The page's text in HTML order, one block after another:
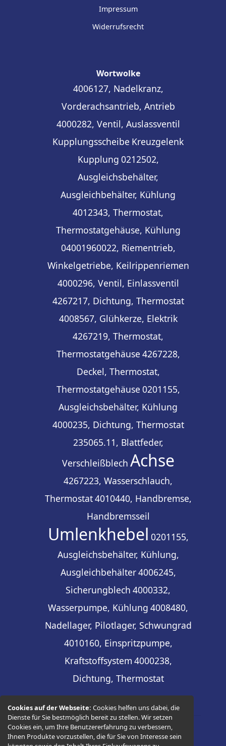
Cookies auf der Webseite:Cookies helfen uns dabei, die
Dienste für Sie bestmöglich bereit zu stellen. Wir setzen
Cookies ein, um Ihre Benutzererfahrung zu verbessern,
Ihnen Produkte vorzustellen, die für Sie von Interesse sein
Impressum
Widerrufsrecht
Wortwolke
4006127, Nadelkranz,
Vorderachsantrieb, Antrieb
4000282, Ventil, Auslassventil
Kupplungsscheibe Kreuzgelenk
Kupplung 0212502,
Ausgleichsbehälter,
Ausgleichbehälter, Kühlung
4012343, Thermostat,
Thermostatgehäuse, Kühlung
04001960022, Riementrieb,
Winkelgetriebe, Keilrippenriemen
4000296, Ventil, Einlassventil
4267217, Dichtung, Thermostat
4008567, Glühkerze, Elektrik
4267219, Thermostat,
Thermostatgehäuse 4267228,
Deckel, Thermostat,
Thermostatgehäuse 0201155,
Ausgleichsbehälter, Kühlung
4000235, Dichtung, Thermostat
235065.11, Blattfeder,
Verschleißblech Achse
4267223, Wasserschlauch,
Thermostat4010440, Handbremse,
Handbremsseil
Umlenkhebel 0201155,
Ausgleichsbehälter, Kühlung,
Ausgleichbehälter4006245,
Sicherungblech 4000332,
Wasserpumpe, Kühlung 4008480,
Nadellager, Pilotlager, Schwungrad
4010160, Einspritzpumpe,
Kraftstoffsystem 4000238,
Dichtung, Thermostat
© 2026 -Thüringer Ersatzteilhandel